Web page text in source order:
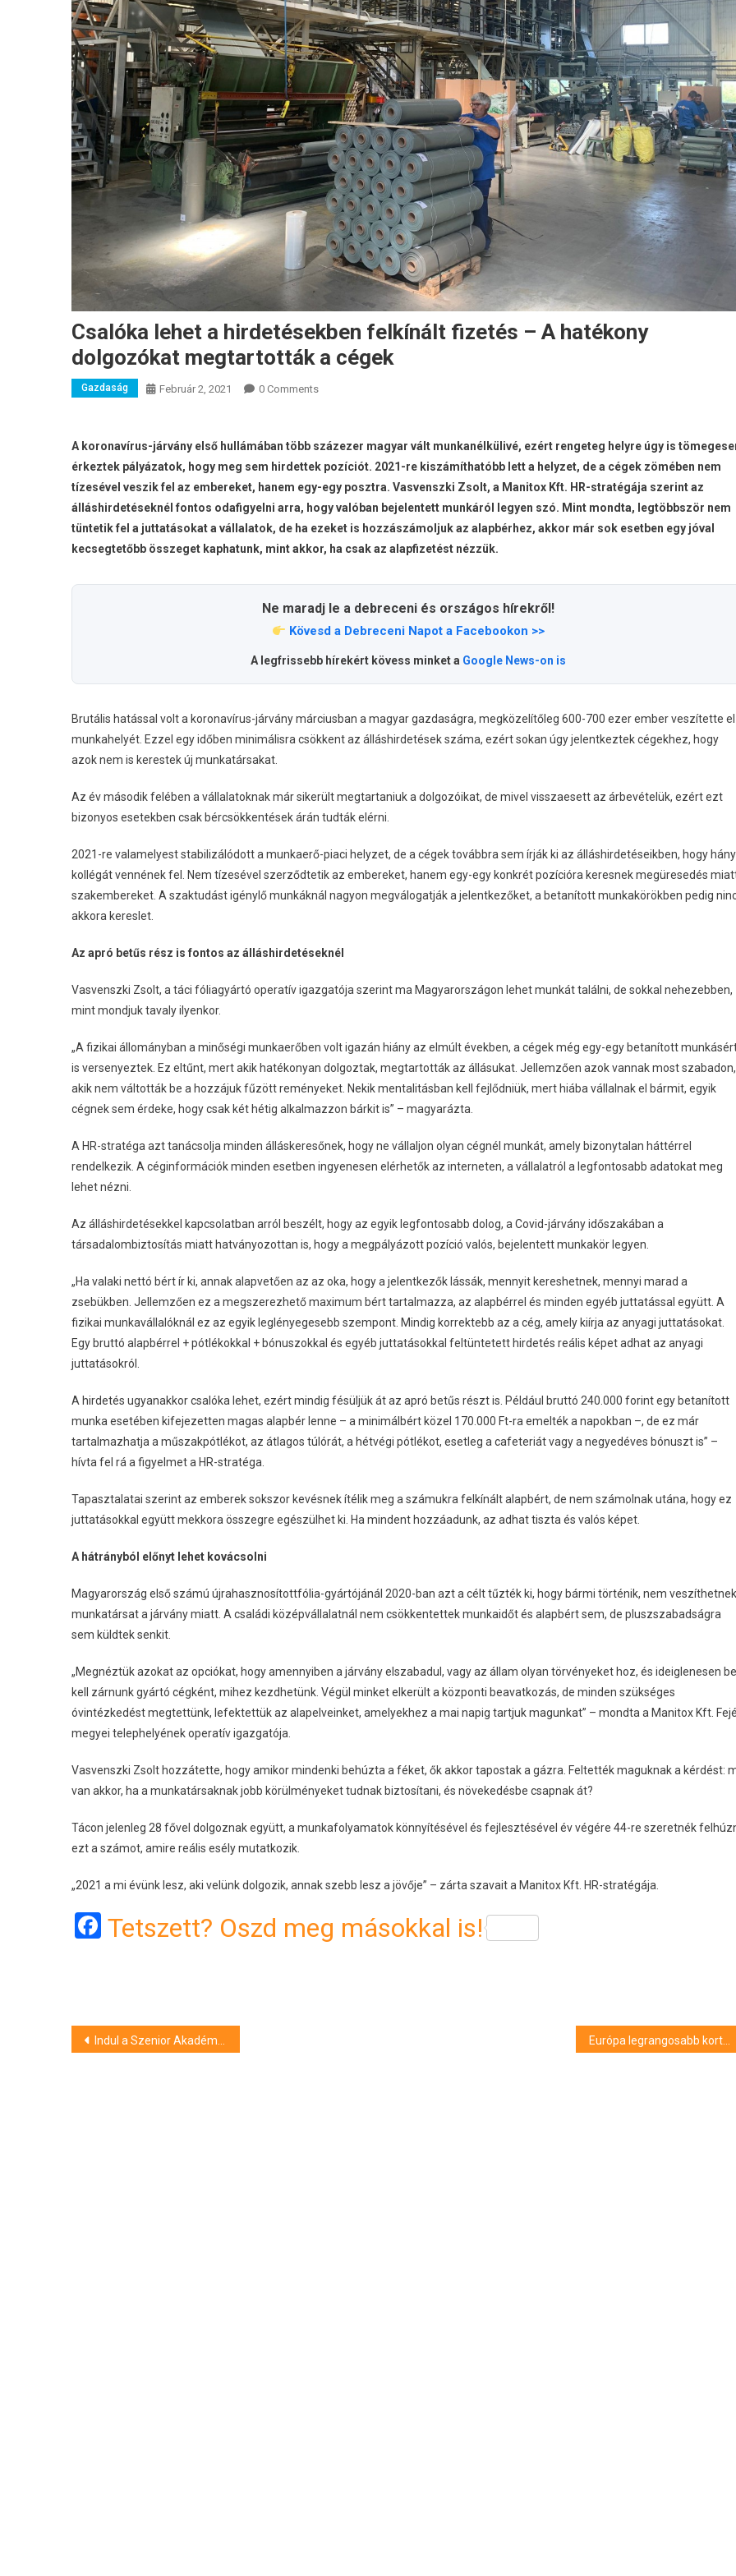
Csalóka lehet a hirdetésekben felkínált fizetés – A hatékony
dolgozókat megtartották a cégek
Gazdaság Február 2, 2021 0 Comments
A koronavírus-járvány első hullámában több százezer magyar vált munkanélkülivé, ezért rengeteg helyre úgy is
érkeztek pályázatok, hogy meg sem hirdettek pozíciót. 2021-re kiszámíthatóbb lett a helyzet, de a cégek zömében nem
tízesével veszik fel az embereket, hanem egy-egy posztra. Vasvenszki Zsolt, a Manitox Kft. HR-stratégája szerint az
álláshirdetéseknél fontos odafigyelni arra, hogy valóban bejelentett munkáról legyen szó. Mint mondta, legtöbbször nem
tüntetik fel a juttatásokat a vállalatok, de ha ezeket is hozzászámoljuk az alapbérhez, akkor már sok esetben egy jóval
kecsegtetőbb összeget kaphatunk, mint akkor, ha csak az alapfizetést nézzük.
Ne maradj le a debreceni és országos hírekről!
Kövesd a Debreceni Napot a Facebookon >>
A legfrissebb hírekért kövess minket a Google News-on is
Brutális hatással volt a koronavírus-járvány márciusban a magyar gazdaságra, megközelítőleg 600-700 ezer ember veszítette
munkahelyét. Ezzel egy időben minimálisra csökkent az álláshirdetések száma, ezért sokan úgy jelentkeztek cégekhez, hogy
azok nem is kerestek új munkatársakat.
Az év második felében a vállalatoknak már sikerült megtartaniuk a dolgozóikat, de mivel visszaesett az árbevételük, ezért ezt
bizonyos esetekben csak bércsökkentések árán tudták elérni.
2021-re valamelyest stabilizálódott a munkaerő-piaci helyzet, de a cégek továbbra sem írják ki az álláshirdetéseikben, hogy hány
kollégát vennének fel. Nem tízesével szerződtetik az embereket, hanem egy-egy konkrét pozícióra keresnek megüresedés
szakembereket. A szaktudást igénylő munkáknál nagyon megválogatják a jelentkezőket, a betanított munkakörökben pedig
akkora kereslet.
Az apró betűs rész is fontos az álláshirdetéseknél
Vasvenszki Zsolt, a táci fóliagyártó operatív igazgatója szerint ma Magyarországon lehet munkát találni, de sokkal nehezebben,
mint mondjuk tavaly ilyenkor.
„A fizikai állományban a minőségi munkaerőben volt igazán hiány az elmúlt években, a cégek még egy-egy betanított
is versenyeztek. Ez eltűnt, mert akik hatékonyan dolgoztak, megtartották az állásukat. Jellemzően azok vannak most szabadon,
akik nem váltották be a hozzájuk fűzött reményeket. Nekik mentalitásban kell fejlődniük, mert hiába vállalnak el bármit, egyik
cégnek sem érdeke, hogy csak két hétig alkalmazzon bárkit is” – magyarázta.
A HR-stratéga azt tanácsolja minden álláskeresőnek, hogy ne vállaljon olyan cégnél munkát, amely bizonytalan háttérrel
rendelkezik. A céginformációk minden esetben ingyenesen elérhetők az interneten, a vállalatról a legfontosabb adatokat meg
lehet nézni.
Az álláshirdetésekkel kapcsolatban arról beszélt, hogy az egyik legfontosabb dolog, a Covid-járvány időszakában a
társadalombiztosítás miatt hatványozottan is, hogy a megpályázott pozíció valós, bejelentett munkakör legyen.
„Ha valaki nettó bért ír ki, annak alapvetően az az oka, hogy a jelentkezők lássák, mennyit kereshetnek, mennyi marad a
zsebükben. Jellemzően ez a megszerezhető maximum bért tartalmazza, az alapbérrel és minden egyéb juttatással együtt. A
fizikai munkavállalóknál ez az egyik leglényegesebb szempont. Mindig korrektebb az a cég, amely kiírja az anyagi juttatásokat.
Egy bruttó alapbérrel + pótlékokkal + bónuszokkal és egyéb juttatásokkal feltüntetett hirdetés reális képet adhat az anyagi
juttatásokról.
A hirdetés ugyanakkor csalóka lehet, ezért mindig fésüljük át az apró betűs részt is. Például bruttó 240.000 forint egy betanított
munka esetében kifejezetten magas alapbér lenne – a minimálbért közel 170.000 Ft-ra emelték a napokban –, de ez már
tartalmazhatja a műszakpótlékot, az átlagos túlórát, a hétvégi pótlékot, esetleg a cafeteriát vagy a negyedéves bónuszt is” –
hívta fel rá a figyelmet a HR-stratéga.
Tapasztalatai szerint az emberek sokszor kevésnek ítélik meg a számukra felkínált alapbért, de nem számolnak utána, hogy ez
juttatásokkal együtt mekkora összegre egészülhet ki. Ha mindent hozzáadunk, az adhat tiszta és valós képet.
A hátrányból előnyt lehet kovácsolni
Magyarország első számú újrahasznosítottfólia-gyártójánál 2020-ban azt a célt tűzték ki, hogy bármi történik, nem veszíthetnek
munkatársat a járvány miatt. A családi középvállalatnál nem csökkentettek munkaidőt és alapbért sem, de pluszszabadságra
sem küldtek senkit.
„Megnéztük azokat az opciókat, hogy amennyiben a járvány elszabadul, vagy az állam olyan törvényeket hoz, és ideiglenesen be
kell zárnunk gyártó cégként, mihez kezdhetünk. Végül minket elkerült a központi beavatkozás, de minden szükséges
óvintézkedést megtettünk, lefektettük az alapelveinket, amelyekhez a mai napig tartjuk magunkat” – mondta a Manitox Kft.
megyei telephelyének operatív igazgatója.
Vasvenszki Zsolt hozzátette, hogy amikor mindenki behúzta a féket, ők akkor tapostak a gázra. Feltették maguknak a kérdést:
van akkor, ha a munkatársaknak jobb körülményeket tudnak biztosítani, és növekedésbe csapnak át?
Tácon jelenleg 28 fővel dolgoznak együtt, a munkafolyamatok könnyítésével és fejlesztésével év végére 44-re szeretnék
ezt a számot, amire reális esély mutatkozik.
„2021 a mi évünk lesz, aki velünk dolgozik, annak szebb lesz a jövője” – zárta szavait a Manitox Kft. HR-stratégája.
Facebook
Tetszett? Oszd meg másokkal is!
Bejegyzés
Indul a Szenior Akadémia új tavaszi kurzusa Európa legrangosabb kortárs épületei között a Puskás Aréna